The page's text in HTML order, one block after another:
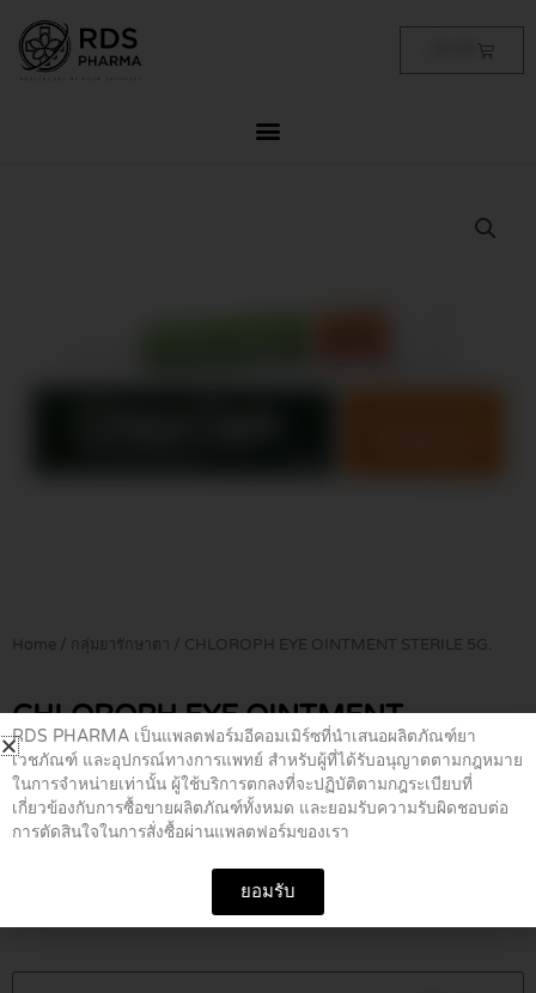
content
Cart
Home / กลุ่มยารักษาตา / CHLOROPH EYE OINTMENT STERILE 5G.
CHLOROPH EYE OINTMENT
STERILE 5G.
฿69.00
โหล
RDS PHARMA เป็นแพลตฟอร์มอีคอมเมิร์ซที่นำเสนอผลิตภัณฑ์ยา
เวชภัณฑ์ และอุปกรณ์ทางการแพทย์ สำหรับผู้ที่ได้รับอนุญาตตามกฎหมาย
ในการจำหน่ายเท่านั้น ผู้ใช้บริการตกลงที่จะปฏิบัติตามกฎระเบียบที่
เกี่ยวข้องกับการซื้อขายผลิตภัณฑ์ทั้งหมด และยอมรับความรับผิดชอบต่อ
การตัดสินใจในการสั่งซื้อผ่านแพลตฟอร์มของเรา
ยอมรับ